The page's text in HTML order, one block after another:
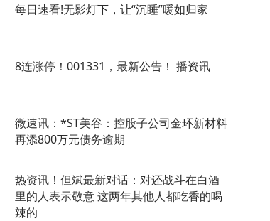
每日速看!无影灯下，让“沉睡”暖如归家
8连涨停！001331，最新公告！ 播资讯
微速讯：*ST美谷：控股子公司金环新材料
再添800万元债务逾期
热资讯！但斌最新对话：对还战斗在白酒
里的人表示敬意 这两年其他人都吃香的喝
辣的